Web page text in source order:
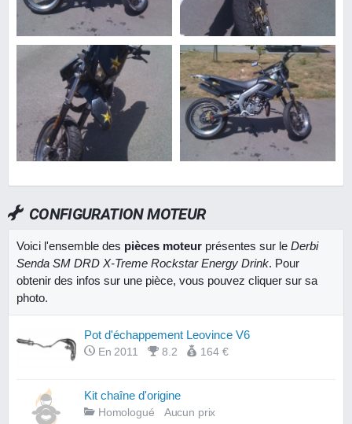
CONFIGURATION MOTEUR
Voici l'ensemble des pièces moteur présentes sur le Derbi
Senda SM DRD X-Treme Rockstar Energy Drink. Pour
obtenir des infos sur une pièce, vous pouvez cliquer sur sa
photo.
Pot d'échappement Leovince V6
En 2011 8.2 164 €
Kit chaîne d'origine
Homologué Aucun prix